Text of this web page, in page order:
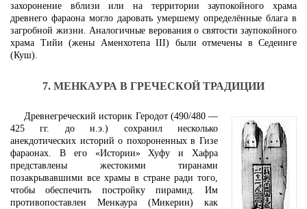
захоронение вблизи или на территории заупокойного храма
древнего фараона могло даровать умершему определённые блага в
загробной жизни. Аналогичные верования о святости заупокойного
храма Тийи (жены Аменхотепа III) были отмечены в Седеинге
(Куш).
7. МЕНКАУРА В ГРЕЧЕСКОЙ ТРАДИЦИИ
Древнегреческий историк Геродот (490/480 —
425 гг. до н.э.) сохранил несколько
анекдотических историй о похороненных в Гизе
фараонах. В его «Истории» Хуфу и Хафра
представлены жестокими тиранами
позакрывавшими все храмы в стране ради того,
чтобы обеспечить постройку пирамид. Им
противопоставлен Менкаура (Микерин) как